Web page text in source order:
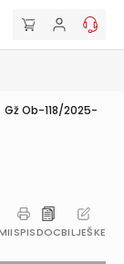
Gž Ob-118/2025-
ISPISDOCBILJEŠKE